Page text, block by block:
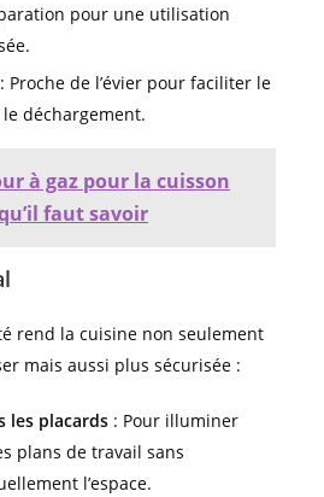
pour une utilisation
: Proche de l’évier pour faciliter le
déchargement.
à gaz pour la cuisson
faut savoir
rend la cuisine non seulement
mais aussi plus sécurisée :
les placards : Pour illuminer
plans de travail sans
l’espace.